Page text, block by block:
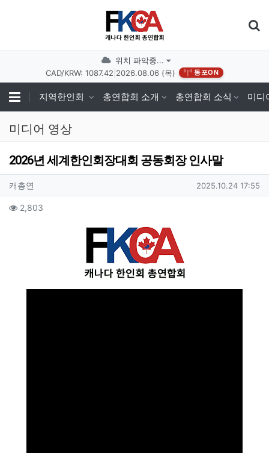
위치 파악중...
CAD/KRW: 1087.42 2026.08.06 (목) 동포ON
지역한인회 총연합회 소개 총연합회 소식 미디
미디어 영상
2026년 세계한인회장대회 공동회장 인사말
작성자 정보
캐총연 작성일
2025.10.24 17:55
컨텐츠 정보
2,803